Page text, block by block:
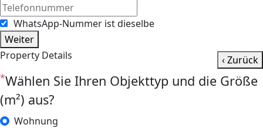
WhatsApp-Nummer ist dieselbe
Weiter
Property Details
‹ Zurück
*Wählen Sie Ihren Objekttyp und die Größe
(m²) aus?
Wohnung